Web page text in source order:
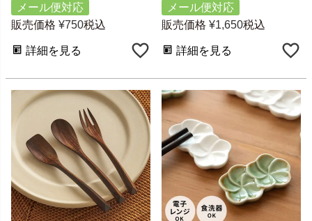
メール便対応
販売価格 ¥750税込
詳細を見る
メール便対応
販売価格 ¥1,650税込
詳細を見る